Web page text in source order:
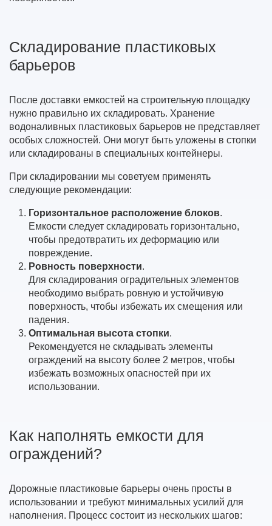
Складирование пластиковых
барьеров
После доставки емкостей на строительную площадку
нужно правильно их складировать. Хранение
водоналивных пластиковых барьеров не представляет
особых сложностей. Они могут быть уложены в стопки
или складированы в специальных контейнеры.
При складировании мы советуем применять
следующие рекомендации:
Горизонтальное расположение блоков.
Емкости следует складировать горизонтально,
чтобы предотвратить их деформацию или
повреждение.
Ровность поверхности.
Для складирования оградительных элементов
необходимо выбрать ровную и устойчивую
поверхность, чтобы избежать их смещения или
падения.
Оптимальная высота стопки.
Рекомендуется не складывать элементы
ограждений на высоту более 2 метров, чтобы
избежать возможных опасностей при их
использовании.
Как наполнять емкости для
ограждений?
Дорожные пластиковые барьеры очень просты в
использовании и требуют минимальных усилий для
наполнения. Процесс состоит из нескольких шагов: